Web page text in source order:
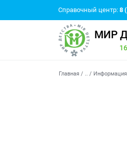
Справочный центр: 8
МИР
Главная / .. / Информация